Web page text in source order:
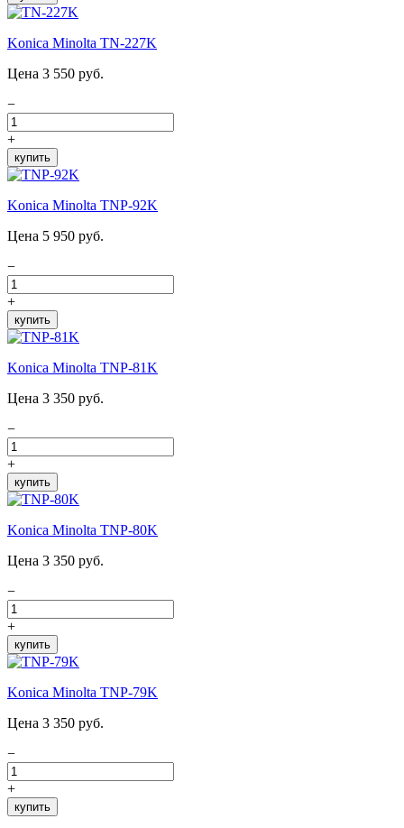
Konica Minolta TN-227K
Цена 3 550 руб.
−
+
купить
Konica Minolta TNP-92K
Цена 5 950 руб.
−
+
купить
Konica Minolta TNP-81K
Цена 3 350 руб.
−
+
купить
Konica Minolta TNP-80K
Цена 3 350 руб.
−
+
купить
Konica Minolta TNP-79K
Цена 3 350 руб.
−
+
купить